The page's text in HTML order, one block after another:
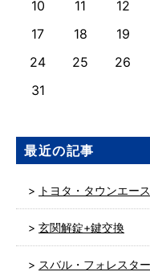
10
11 12
17
18 19
24
25 26
31
最近の記事
トヨタ・タウンエー
玄関解錠+鍵交換
スバル・フォレスタ